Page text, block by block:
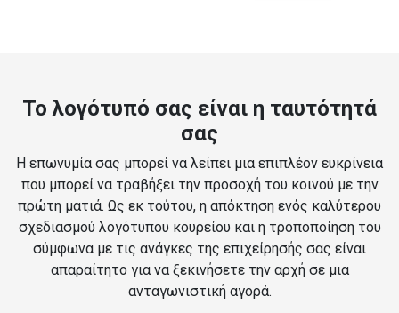
Το λογότυπό σας είναι η ταυτότητά
σας
Η επωνυμία σας μπορεί να λείπει μια επιπλέον ευκρίνεια
που μπορεί να τραβήξει την προσοχή του κοινού με την
πρώτη ματιά. Ως εκ τούτου, η απόκτηση ενός καλύτερου
σχεδιασμού λογότυπου κουρείου και η τροποποίηση του
σύμφωνα με τις ανάγκες της επιχείρησής σας είναι
απαραίτητο για να ξεκινήσετε την αρχή σε μια
ανταγωνιστική αγορά.